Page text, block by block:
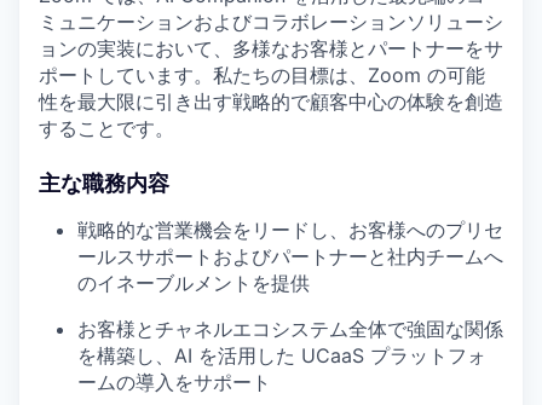
ミュニケーションおよびコラボレーションソリューシ
ョンの実装において、多様なお客様とパートナーをサ
ポートしています。私たちの目標は、Zoom の可能
性を最大限に引き出す戦略的で顧客中心の体験を創造
することです。
主な職務内容
戦略的な営業機会をリードし、お客様へのプリセ
ールスサポートおよびパートナーと社内チームへ
のイネーブルメントを提供
お客様とチャネルエコシステム全体で強固な関係
を構築し、AI を活用した UCaaS プラットフォ
ームの導入をサポート